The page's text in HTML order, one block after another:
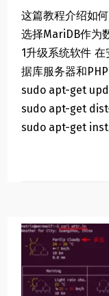
这篇教程介绍如
选择MariDB作为
1升级系统软件
据库服务器和
sudo apt-get
sudo apt-get
sudo apt-get